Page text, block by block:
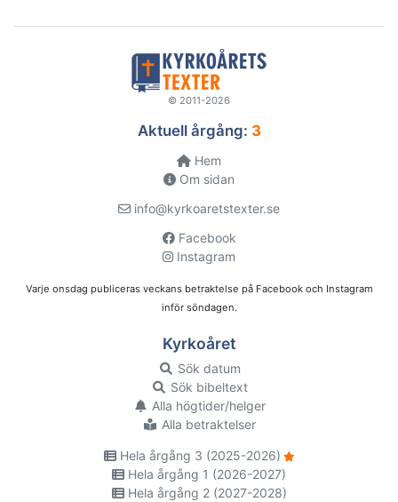
© 2011-2026
Aktuell årgång: 3
Hem
Om sidan
info@kyrkoaretstexter.se
Facebook
Instagram
Varje onsdag publiceras veckans betraktelse på Facebook och Instagram
inför söndagen.
Kyrkoåret
Sök datum
Sök bibeltext
Alla högtider/helger
Alla betraktelser
Hela årgång 3 (2025-2026)
Hela årgång 1 (2026-2027)
Hela årgång 2 (2027-2028)